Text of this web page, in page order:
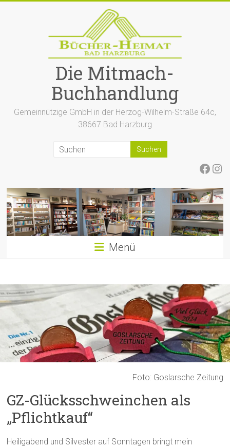
Die Mitmach-
Buchhandlung
Gemeinnützige GmbH in der Herzog-Wilhelm-Straße 64c,
38667 Bad Harzburg
Menü
Foto: Goslarsche Zeitung
GZ-Glücksschweinchen als
„Pflichtkauf“
Heiligabend und Silvester auf Sonntagen bringt mein